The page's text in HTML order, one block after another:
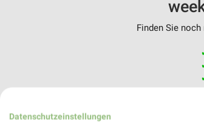
Finden Sie
Datenschutzeinstellungen